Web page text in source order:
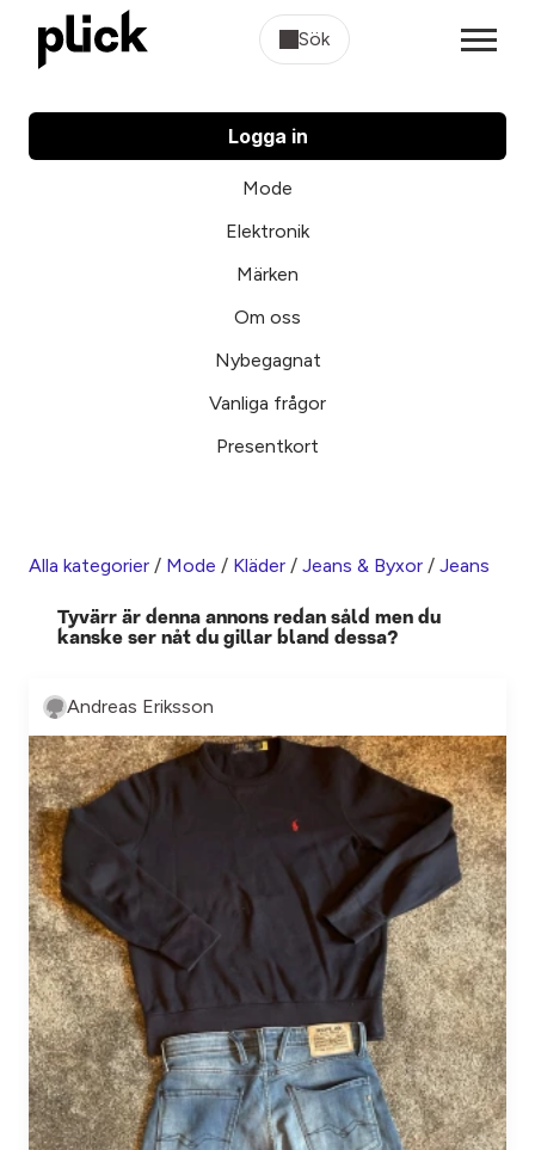
Sök
Logga in
Mode
Elektronik
Märken
Om oss
Nybegagnat
Vanliga frågor
Presentkort
Alla kategorier / Mode / Kläder / Jeans & Byxor / Jeans
Tyvärr är denna annons redan såld men du
kanske ser nåt du gillar bland dessa?
Andreas Eriksson